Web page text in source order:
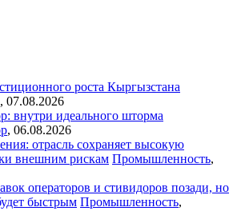
роста Кыргызстана
, 07.08.2026
внутри идеального шторма
, 06.08.2026
отрасль сохраняет высокую
внешним рискам Промышленность,
операторов и стивидоров позади, но
быстрым Промышленность,